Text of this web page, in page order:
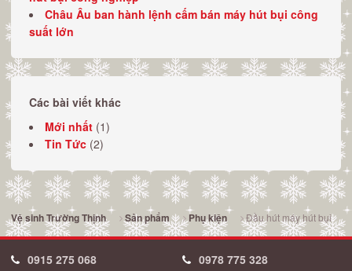
Châu Âu ban hành lệnh cấm bán máy hút bụi công
suất lớn
Các bài viết khác
Mới nhất(1)
Tin Tức(2)
Vệ sinh Trường Thịnh Sản phẩm Phụ kiện Đầu hút máy hút bụi
0915 275 068 0978 775 328